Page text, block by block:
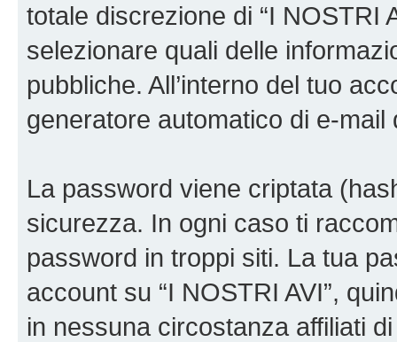
totale discrezione di “I NOSTRI
selezionare quali delle
pubbliche. All’interno del tuo
generatore automatico di e-mail
La password viene criptata
sicurezza. In ogni caso ti
password in troppi siti. La tua
account su “I NOSTRI AVI”,
in nessuna circostanza affiliati